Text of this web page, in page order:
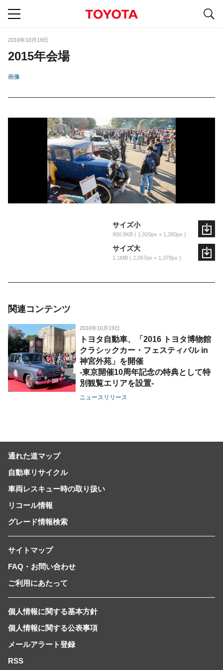
2016年10月19日
2015年会場
画像
サイズ小
900.9KB 1,920px × 1,280px
サイズ大
1.1MB 2,067px × 1,378px
関連コンテンツ
2016年10月19日
トヨタ自動車、「2016 トヨタ博物館
クラシックカー・フェスティバル in
神宮外苑」を開催
-東京開催10周年記念の特典として特
別観覧エリアを設置-
ニュースリリース
通れた道マップ
自動車リサイクル
車両レスキュー時の取り扱い
リコール情報
グレード情報検索
サイトマップ
FAQ・お問い合わせ
ご利用にあたって
個人情報に関する基本方針
個人情報に関する公表事項
メールアラート登録
RSS